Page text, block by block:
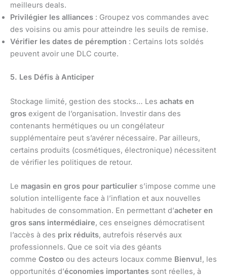
meilleurs deals.
Privilégier les alliances : Groupez vos commandes avec
des voisins ou amis pour atteindre les seuils de remise.
Vérifier les dates de péremption : Certains lots soldés
peuvent avoir une DLC courte.
5. Les Défis à Anticiper
Stockage limité, gestion des stocks… Les achats en
gros exigent de l’organisation. Investir dans des
contenants hermétiques ou un congélateur
supplémentaire peut s’avérer nécessaire. Par ailleurs,
certains produits (cosmétiques, électronique) nécessitent
de vérifier les politiques de retour.
Le magasin en gros pour particulier s’impose comme une
solution intelligente face à l’inflation et aux nouvelles
habitudes de consommation. En permettant d’acheter en
gros sans intermédiaire, ces enseignes démocratisent
l’accès à des prix réduits, autrefois réservés aux
professionnels. Que ce soit via des géants
comme Costco ou des acteurs locaux comme Bienvu!, les
opportunités d’économies importantes sont réelles, à